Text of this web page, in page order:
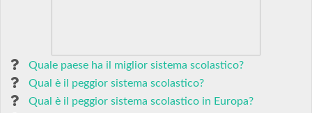
Quale paese ha il miglior sistema scolastico?
Qual è il peggior sistema scolastico?
Qual è il peggior sistema scolastico in Europa?